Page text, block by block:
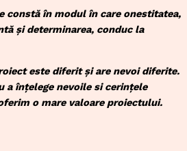
constă în modul în care onestitatea,
și determinarea, conduc la
este diferit și are nevoi diferite.
a înțelege nevoile si cerințele
o mare valoare proiectului.